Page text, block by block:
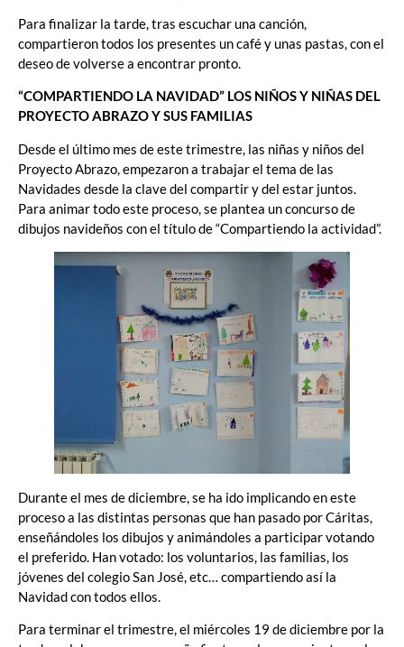
Para finalizar la tarde, tras escuchar una canción,
compartieron todos los presentes un café y unas pastas, con el
deseo de volverse a encontrar pronto.
“COMPARTIENDO LA NAVIDAD” LOS NIÑOS Y NIÑAS DEL
PROYECTO ABRAZO Y SUS FAMILIAS
Desde el último mes de este trimestre, las niñas y niños del
Proyecto Abrazo, empezaron a trabajar el tema de las
Navidades desde la clave del compartir y del estar juntos.
Para animar todo este proceso, se plantea un concurso de
dibujos navideños con el título de “Compartiendo la actividad”.
Durante el mes de diciembre, se ha ido implicando en este
proceso a las distintas personas que han pasado por Cáritas,
enseñándoles los dibujos y animándoles a participar votando
el preferido. Han votado: los voluntarios, las familias, los
jóvenes del colegio San José, etc… compartiendo así la
Navidad con todos ellos.
Para terminar el trimestre, el miércoles 19 de diciembre por la